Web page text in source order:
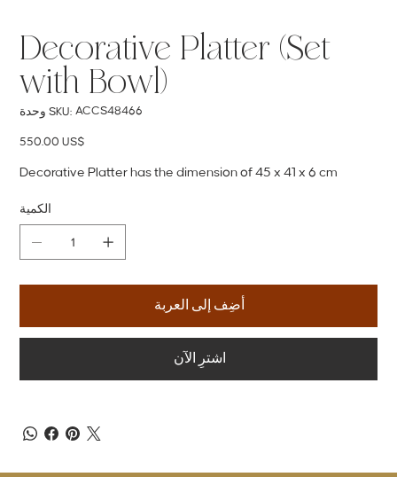
Decorative Platter (Set
with Bowl)
وحدة SKU: SKU
ACCS48466
ACCS48466
السعر ‏550.00 US$
Decorative Platter has the dimension of 45 x 41 x 6 cm
الكمية
أضِف إلى العربة
اشترِ الآن